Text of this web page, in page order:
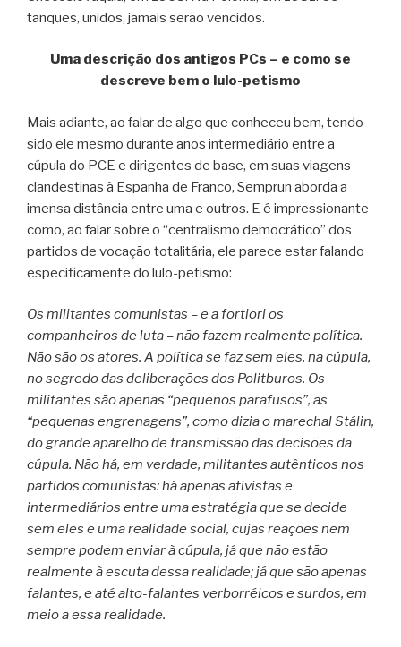
tanques, unidos, jamais serão vencidos.
Uma descrição dos antigos PCs – e como se
descreve bem o lulo-petismo
Mais adiante, ao falar de algo que conheceu bem, tendo
sido ele mesmo durante anos intermediário entre a
cúpula do PCE e dirigentes de base, em suas viagens
clandestinas à Espanha de Franco, Semprun aborda a
imensa distância entre uma e outros. E é impressionante
como, ao falar sobre o “centralismo democrático” dos
partidos de vocação totalitária, ele parece estar falando
especificamente do lulo-petismo:
Os militantes comunistas – e a fortiori os
companheiros de luta – não fazem realmente política.
Não são os atores. A política se faz sem eles, na cúpula,
no segredo das deliberações dos Politburos. Os
militantes são apenas “pequenos parafusos”, as
“pequenas engrenagens”, como dizia o marechal Stálin,
do grande aparelho de transmissão das decisões da
cúpula. Não há, em verdade, militantes autênticos nos
partidos comunistas: há apenas ativistas e
intermediários entre uma estratégia que se decide
sem eles e uma realidade social, cujas reações nem
sempre podem enviar à cúpula, já que não estão
realmente à escuta dessa realidade; já que são apenas
falantes, e até alto-falantes verborréicos e surdos, em
meio a essa realidade.